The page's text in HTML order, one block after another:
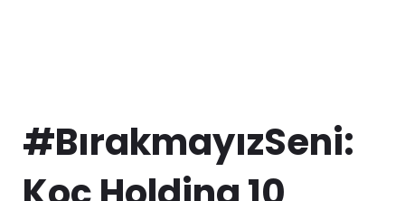
#BırakmayızSeni: